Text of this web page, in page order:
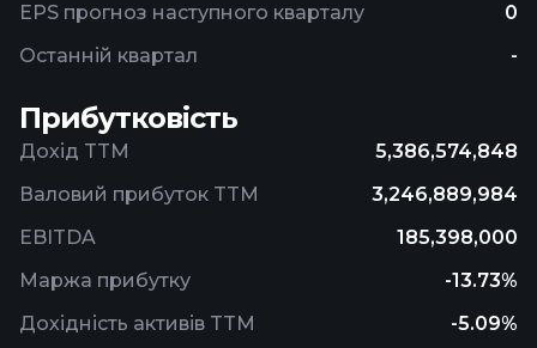
EPS прогноз наступного кварталу
0
Останній квартал
-
Прибутковість
Дохід TTM
5,386,574,848
Валовий прибуток TTM
3,246,889,984
EBITDA
185,398,000
Маржа прибутку
-13.73%
Дохідність активів TTM
-5.09%